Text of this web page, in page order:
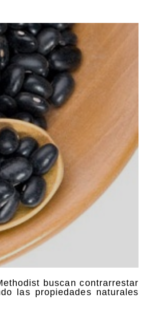
buscan contrarrestar
las propiedades naturales